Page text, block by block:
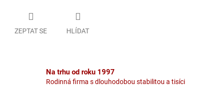
ZEPTAT SE HLÍDAT
Na trhu od roku 1997
Rodinná firma s dlouhodobou stabilitou a tisíci